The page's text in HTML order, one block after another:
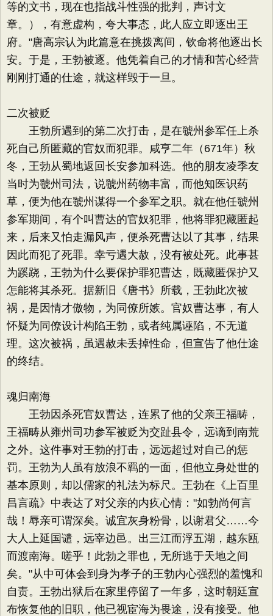
等的文书，现在也指战斗性强的批判，声讨文
章。），有意虚构，夸大事态，此人应立即逐出王
府。"唐高宗认为此篇意在挑拨离间，钦命将他逐出长
安。于是，王勃被逐。他凭着自己的才情和苦心经营
刚刚打通的仕途，就这样毁于一旦。
二次被贬
王勃所遇到的第二次打击，是在虢州参军任上杀
死自己所匿藏的官奴而犯罪。咸亨二年（671年）秋
冬，王勃从蜀地返回长安参加科选。他的朋友凌季友
当时为虢州司法，说虢州药物丰富，而他知医识药
草，便为他在虢州谋得一个参军之职。就在他任虢州
参军期间，有个叫曹达的官奴犯罪，他将罪犯藏匿起
来，后来又怕走漏风声，便杀死曹达以了其事，结果
因此而犯了死罪。幸亏遇大赦，没有被处死。此事甚
为蹊跷，王勃为什么要保护罪犯曹达，既藏匿保护又
怎能将其杀死。据新旧《唐书》所载，王勃此次被
祸，是因情才傲物，为同僚所嫉。官奴曹达事，有人
怀疑为同僚设计构陷王勃，或者纯属诬陷，不无道
理。这次被祸，虽遇赦未丢掉性命，但宣告了他仕途
的终结。
魂归南海
王勃因杀死官奴曹达，连累了他的父亲王福畴，
王福畴从雍州司功参军被贬为交趾县令，远谪到南荒
之外。这件事对王勃的打击，远远超过对自己的惩
罚。王勃为人虽有放浪不羁的一面，但他立身处世的
基本原则，却以儒家的礼法为标尺。王勃在《上百里
昌言疏》中表达了对父亲的内疚心情："如勃尚何言
哉！辱亲可谓深矣。诚宜灰身粉骨，以谢君父……今
大人上延国谴，远宰边邑。出三江而浮五湖，越东瓯
而渡南海。嗟乎！此勃之罪也，无所逃于天地之间
矣。"从中可体会到身为孝子的王勃内心强烈的羞愧和
自责。王勃出狱后在家里停留了一年多，这时朝廷宣
布恢复他的旧职，他已视宦海为畏途，没有接受。他